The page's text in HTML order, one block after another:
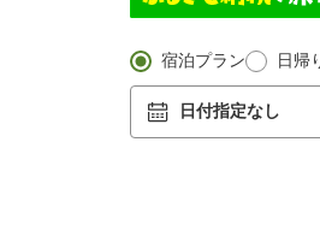
宿泊プラン 日帰
日付指定なし